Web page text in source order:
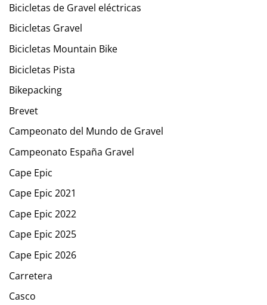
Bicicletas de Gravel eléctricas
Bicicletas Gravel
Bicicletas Mountain Bike
Bicicletas Pista
Bikepacking
Brevet
Campeonato del Mundo de Gravel
Campeonato España Gravel
Cape Epic
Cape Epic 2021
Cape Epic 2022
Cape Epic 2025
Cape Epic 2026
Carretera
Casco